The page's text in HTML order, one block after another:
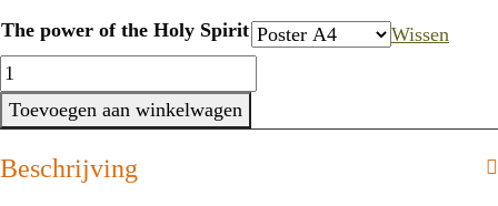
tot
The power of the Holy Spirit
Wissen
The
power
of
the
Toevoegen aan winkelwagen
Beschrijving